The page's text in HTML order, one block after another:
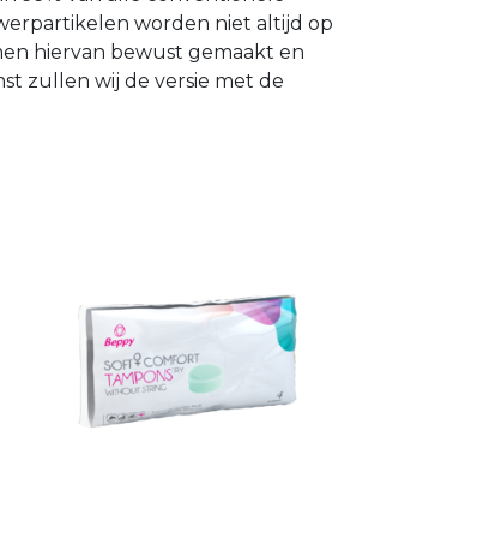
worden niet altijd op
hiervan bewust gemaakt en
zullen wij de versie met de